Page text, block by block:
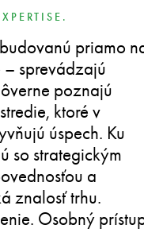
priamo
sprevádzajú
poznajú
ktoré v
úspech. Ku
so strategickým
a
znalosť trhu.
Osobný